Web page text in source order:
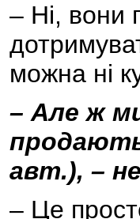
– Ні, вони
можна ні
– Але ж
авт.), –
– Це